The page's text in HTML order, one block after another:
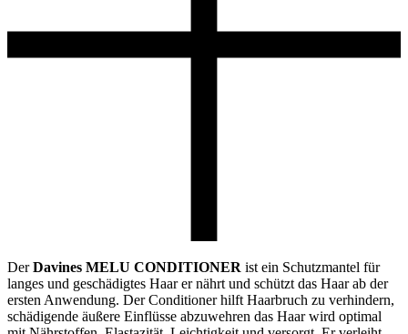
DerDavines MELU CONDITIONER ist ein Schutzmantel für
langes und geschädigtes Haar er nährt und schützt das Haar ab der
ersten Anwendung. Der Conditioner hilft Haarbruch zu verhindern,
schädigende äußere Einflüsse abzuwehren das Haar wird optimal